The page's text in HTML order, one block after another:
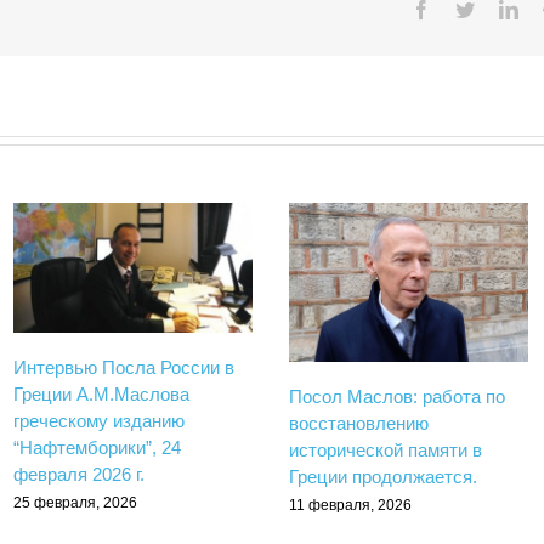
Facebook
Twitter
Интервью Посла России в
Греции А.М.Маслова
греческому изданию
“Нафтемборики”, 24
февраля 2026 г.
25 февраля, 2026
Посол Маслов: работа по
восстановлению
исторической памяти в
Греции продолжается.
11 февраля, 2026